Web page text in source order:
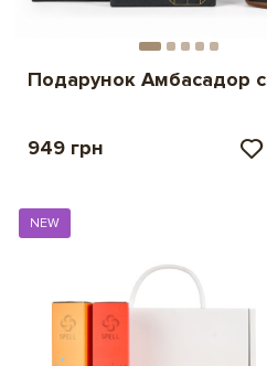
Подарунок Амбасадор
949 грн
NEW